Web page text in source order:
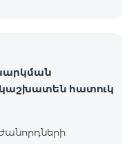
կաշխատեն հատուկ